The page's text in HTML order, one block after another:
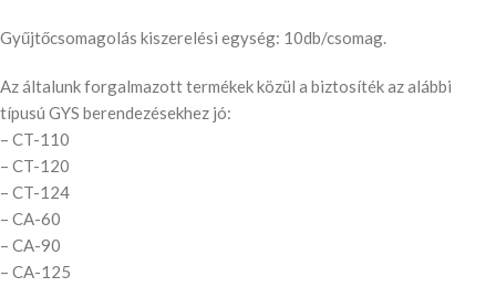
Gyűjtőcsomagolás kiszerelési egység: 10db/csomag.
Az általunk forgalmazott termékek közül a biztosíték az alábbi
típusú GYS berendezésekhez jó:
– CT-110
– CT-120
– CT-124
– CA-60
– CA-90
– CA-125